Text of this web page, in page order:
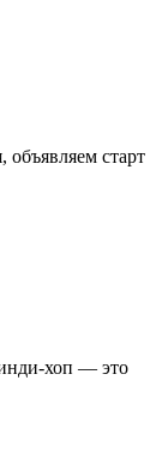
старт
хоп — это